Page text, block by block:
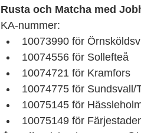
Rusta och Matcha med
KA-nummer:
10073990 för
10074556 för Sollefteå
10074721 för Kramfors
10074775 för Sundsvall/
10075145 för
10075149 för